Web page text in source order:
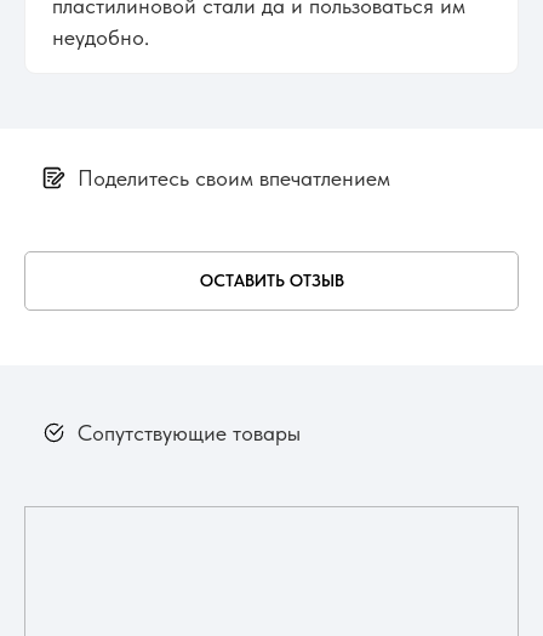
пластилиновой стали да и пользоваться им
неудобно.
Поделитесь своим впечатлением
ОСТАВИТЬ ОТЗЫВ
Сопутствующие товары